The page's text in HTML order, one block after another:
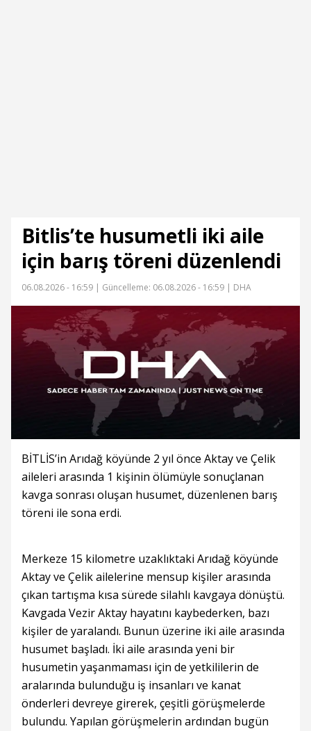
Bitlis’te husumetli iki aile
için barış töreni düzenlendi
06.08.2026 - 16:59 | Güncelleme: 06.08.2026 - 16:59 | DHA
BİTLİS’in Arıdağ köyünde 2 yıl önce Aktay ve Çelik
aileleri arasında 1 kişinin ölümüyle sonuçlanan
kavga sonrası oluşan husumet, düzenlenen barış
töreni ile sona erdi.
Merkeze 15 kilometre uzaklıktaki Arıdağ köyünde
Aktay ve Çelik ailelerine mensup kişiler arasında
çıkan tartışma kısa sürede silahlı kavgaya dönüştü.
Kavgada Vezir Aktay hayatını kaybederken, bazı
kişiler de yaralandı. Bunun üzerine iki aile arasında
husumet başladı. İki aile arasında yeni bir
husumetin yaşanmaması için de yetkililerin de
aralarında bulunduğu iş insanları ve kanat
önderleri devreye girerek, çeşitli görüşmelerde
bulundu. Yapılan görüşmelerin ardından bugün